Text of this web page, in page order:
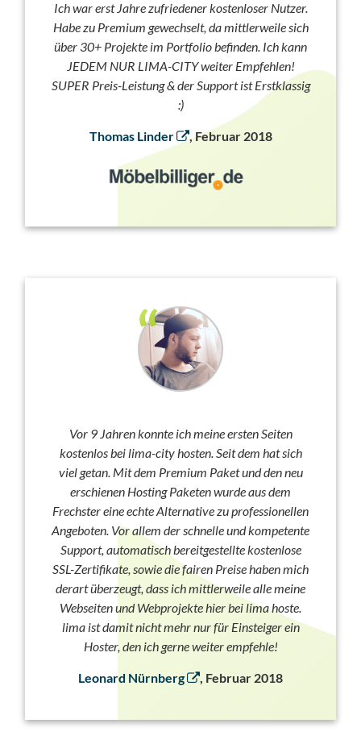
Ich war erst Jahre zufriedener kostenloser Nutzer.
Habe zu Premium gewechselt, da mittlerweile sich
über 30+ Projekte im Portfolio befinden. Ich kann
JEDEM NUR LIMA-CITY weiter Empfehlen!
SUPER Preis-Leistung & der Support ist Erstklassig
:)
Thomas Linder , Februar 2018
Vor 9 Jahren konnte ich meine ersten Seiten
kostenlos bei lima-city hosten. Seit dem hat sich
viel getan. Mit dem Premium Paket und den neu
erschienen Hosting Paketen wurde aus dem
Frechster eine echte Alternative zu professionellen
Angeboten. Vor allem der schnelle und kompetente
Support, automatisch bereitgestellte kostenlose
SSL-Zertifikate, sowie die fairen Preise haben mich
derart überzeugt, dass ich mittlerweile alle meine
Webseiten und Webprojekte hier bei lima hoste.
lima ist damit nicht mehr nur für Einsteiger ein
Hoster, den ich gerne weiter empfehle!
Leonard Nürnberg , Februar 2018